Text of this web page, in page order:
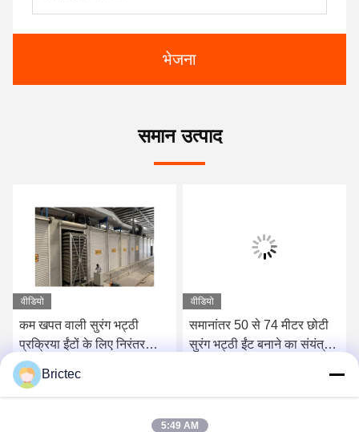
भेजना
समान उत्पाद
वीडियो
कम खपत वाली सुरंग भट्ठी
प्रक्रिया ईंटों के लिए निरंतर
सुखाने कक्ष
सबसे अच्छी कीमत पाएं
वीडियो
समानांतर 50 से 74 मीटर छोटी
सुरंग भट्ठी ईंट बनाने का संयंत्र
सबसे अच्छी कीमत पाएं
Brictec
5:49 AM